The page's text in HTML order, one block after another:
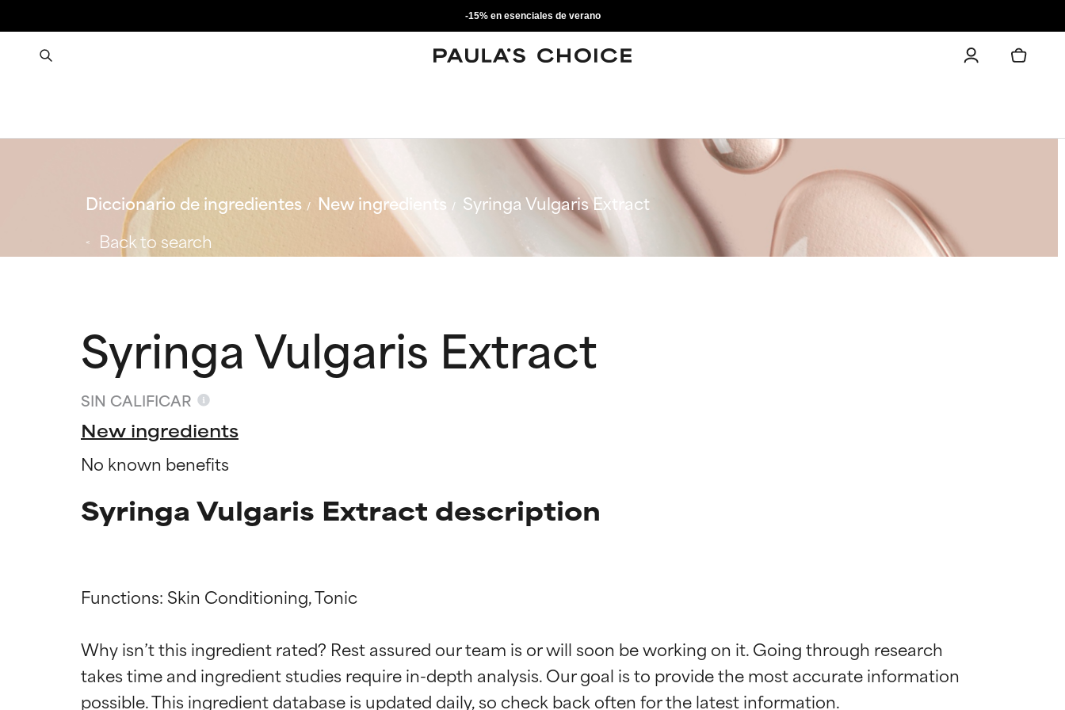
-15% en esenciales de verano
Diccionario de ingredientes New ingredients
Syringa Vulgaris Extract
Back to search
Syringa Vulgaris Extract
SIN CALIFICAR
New ingredients
No known benefits
Syringa Vulgaris Extract description
Functions: Skin Conditioning, Tonic
Why isn’t this ingredient rated? Rest assured our team is or will soon be working on it. Going through research
takes time and ingredient studies require in-depth analysis. Our goal is to provide the most accurate information
EXCELENTE
Ingrediente sobresaliente con beneficios reales para la piel. Su eficacia está demostrada y
EXCELENTE
Ingrediente sobresaliente con beneficios reales para la piel. Su eficacia está demostrada y